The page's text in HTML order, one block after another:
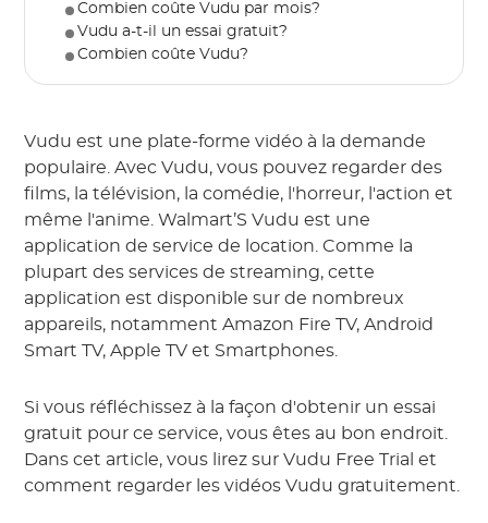
Combien coûte Vudu par mois?
Vudu a-t-il un essai gratuit?
Combien coûte Vudu?
Vudu est une plate-forme vidéo à la demande
populaire. Avec Vudu, vous pouvez regarder des
films, la télévision, la comédie, l'horreur, l'action et
même l'anime. Walmart’S Vudu est une
application de service de location. Comme la
plupart des services de streaming, cette
application est disponible sur de nombreux
appareils, notamment Amazon Fire TV, Android
Smart TV, Apple TV et Smartphones.
Si vous réfléchissez à la façon d'obtenir un essai
gratuit pour ce service, vous êtes au bon endroit.
Dans cet article, vous lirez sur Vudu Free Trial et
comment regarder les vidéos Vudu gratuitement.